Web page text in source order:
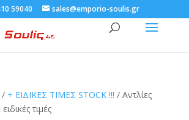
59040 sales@emporio-soulis.gr
+ ΕΙΔΙΚΕΣ ΤΙΜΕΣ STOCK !!! / Αντλίες
τιμές